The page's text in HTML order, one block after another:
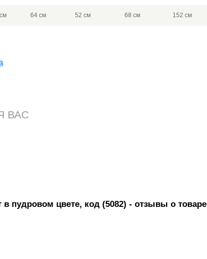
64 см 52 см 68 см 152 см
ВАС
пудровом цвете, код (5082) - отзывы о товаре